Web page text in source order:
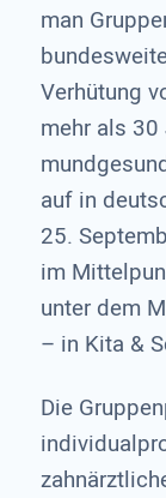
man
Verhütung
mehr als
auf in
25.
im
unter dem
– in Kita &
Die